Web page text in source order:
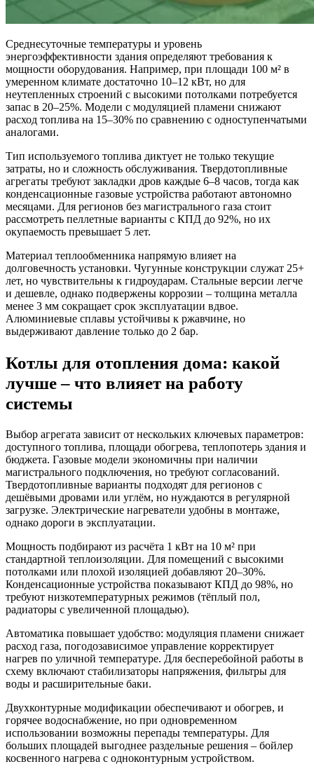
Среднесуточные температуры и уровень
энергоэффективности здания определяют требования к
мощности оборудования. Например, при площади 100 м² в
умеренном климате достаточно 10–12 кВт, но для
неутепленных строений с высокими потолками потребуется
запас в 20–25%. Модели с модуляцией пламени снижают
расход топлива на 15–30% по сравнению с одноступенчатыми
аналогами.
Тип используемого топлива диктует не только текущие
затраты, но и сложность обслуживания. Твердотопливные
агрегаты требуют закладки дров каждые 6–8 часов, тогда как
конденсационные газовые устройства работают автономно
месяцами. Для регионов без магистрального газа стоит
рассмотреть пеллетные варианты с КПД до 92%, но их
окупаемость превышает 5 лет.
Материал теплообменника напрямую влияет на
долговечность установки. Чугунные конструкции служат 25+
лет, но чувствительны к гидроударам. Стальные версии легче
и дешевле, однако подвержены коррозии – толщина металла
менее 3 мм сокращает срок эксплуатации вдвое.
Алюминиевые сплавы устойчивы к ржавчине, но
выдерживают давление только до 2 бар.
Котлы для отопления дома: какой
лучше – что влияет на работу
системы
Выбор агрегата зависит от нескольких ключевых параметров:
доступного топлива, площади обогрева, теплопотерь здания и
бюджета. Газовые модели экономичны при наличии
магистрального подключения, но требуют согласований.
Твердотопливные варианты подходят для регионов с
дешёвыми дровами или углём, но нуждаются в регулярной
загрузке. Электрические нагреватели удобны в монтаже,
однако дороги в эксплуатации.
Мощность подбирают из расчёта 1 кВт на 10 м² при
стандартной теплоизоляции. Для помещений с высокими
потолками или плохой изоляцией добавляют 20–30%.
Конденсационные устройства показывают КПД до 98%, но
требуют низкотемпературных режимов (тёплый пол,
радиаторы с увеличенной площадью).
Автоматика повышает удобство: модуляция пламени снижает
расход газа, погодозависимое управление корректирует
нагрев по уличной температуре. Для бесперебойной работы в
схему включают стабилизаторы напряжения, фильтры для
воды и расширительные баки.
Двухконтурные модификации обеспечивают и обогрев, и
горячее водоснабжение, но при одновременном
использовании возможны перепады температуры. Для
больших площадей выгоднее раздельные решения – бойлер
косвенного нагрева с одноконтурным устройством.